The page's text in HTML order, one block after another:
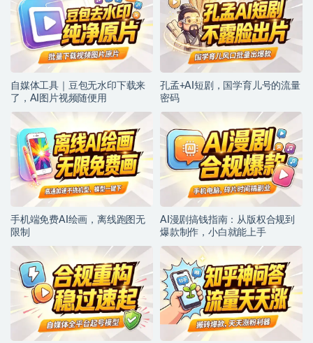
自媒体工具｜豆包无水印下载来
了，AI图片视频随便用
孔孟+AI短剧，国学育儿号的流量
密码
手机端免费AI绘画，离线跑图无
限制
AI漫剧搞钱指南：从版权合规到
爆款制作，小白就能上手